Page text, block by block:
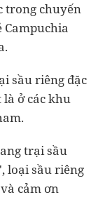
trong chuyến
Campuchia
sầu riêng đặc
là ở các khu
trại sầu
loại sầu riêng
cảm ơn